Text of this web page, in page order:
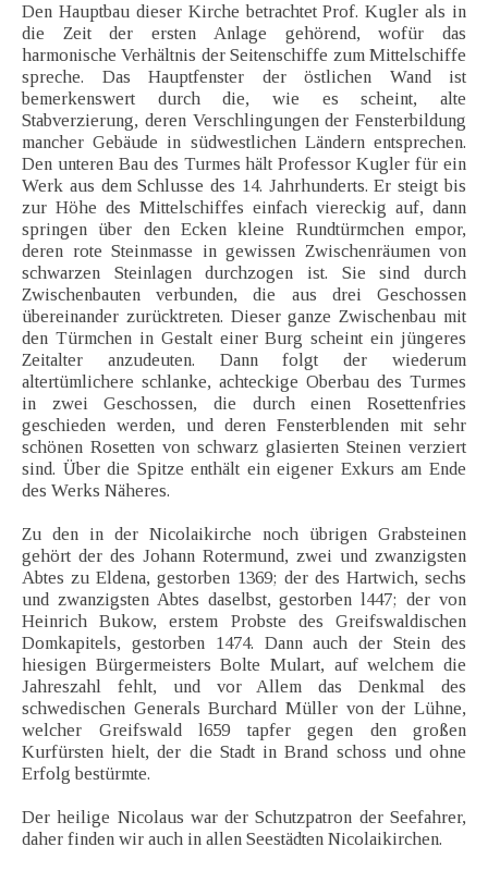
Den Hauptbau dieser Kirche betrachtet Prof. Kugler als in
die Zeit der ersten Anlage gehörend, wofür das
harmonische Verhältnis der Seitenschiffe zum Mittelschiffe
spreche. Das Hauptfenster der östlichen Wand ist
bemerkenswert durch die, wie es scheint, alte
Stabverzierung, deren Verschlingungen der Fensterbildung
mancher Gebäude in südwestlichen Ländern entsprechen.
Den unteren Bau des Turmes hält Professor Kugler für ein
Werk aus dem Schlusse des 14. Jahrhunderts. Er steigt bis
zur Höhe des Mittelschiffes einfach viereckig auf, dann
springen über den Ecken kleine Rundtürmchen empor,
deren rote Steinmasse in gewissen Zwischenräumen von
schwarzen Steinlagen durchzogen ist. Sie sind durch
Zwischenbauten verbunden, die aus drei Geschossen
übereinander zurücktreten. Dieser ganze Zwischenbau mit
den Türmchen in Gestalt einer Burg scheint ein jüngeres
Zeitalter anzudeuten. Dann folgt der wiederum
altertümlichere schlanke, achteckige Oberbau des Turmes
in zwei Geschossen, die durch einen Rosettenfries
geschieden werden, und deren Fensterblenden mit sehr
schönen Rosetten von schwarz glasierten Steinen verziert
sind. Über die Spitze enthält ein eigener Exkurs am Ende
des Werks Näheres.
Zu den in der Nicolaikirche noch übrigen Grabsteinen
gehört der des Johann Rotermund, zwei und zwanzigsten
Abtes zu Eldena, gestorben 1369; der des Hartwich, sechs
und zwanzigsten Abtes daselbst, gestorben l447; der von
Heinrich Bukow, erstem Probste des Greifswaldischen
Domkapitels, gestorben 1474. Dann auch der Stein des
hiesigen Bürgermeisters Bolte Mulart, auf welchem die
Jahreszahl fehlt, und vor Allem das Denkmal des
schwedischen Generals Burchard Müller von der Lühne,
welcher Greifswald l659 tapfer gegen den großen
Kurfürsten hielt, der die Stadt in Brand schoss und ohne
Erfolg bestürmte.
Der heilige Nicolaus war der Schutzpatron der Seefahrer,
daher finden wir auch in allen Seestädten Nicolaikirchen.